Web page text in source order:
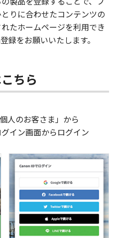
りに合わせたコンテンツの
たホームページを利用でき
録をお願いいたします。
ちら
人のお客さま」から
イン画面からログイン